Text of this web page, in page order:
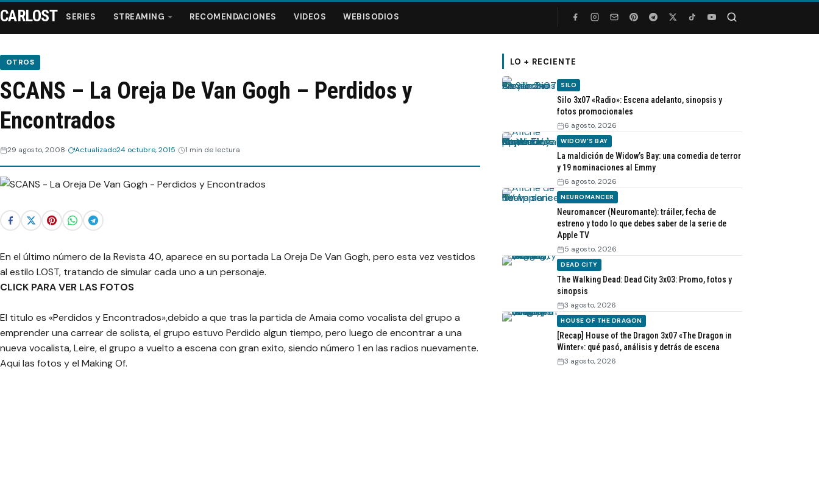
Series
Streaming
Webisodios
CARLOST SERIES STREAMING RECOMENDACIONES VIDEOS WEBISODIOS
OTROS
SCANS – La Oreja De Van Gogh – Perdidos y
Encontrados
29 agosto, 2008 Actualizado24 octubre, 2015 1 min de lectura
En el último número de la Revista 40, aparece en su portada La Oreja De Van Gogh, pero esta vez vestidos
al estilo LOST, tratando de simular cada uno a un personaje.
CLICK PARA VER LAS FOTOS
El titulo es «Perdidos y Encontrados»,debido a que tras la partida de Amaia como vocalista del grupo a
emprender una carrear de solista, el grupo estuvo Perdido algun tiempo, pero luego de encontrar a una
nueva vocalista, Leire, el grupo a vuelto a escena con gran exito, siendo número 1 en las radios nuevamente.
Aqui las fotos y el Making Of.
LO + RECIENTE
SILO
Silo 3x07 «Radio»: Escena adelanto, sinopsis y
fotos promocionales
6 agosto, 2026
WIDOW'S BAY
La maldición de Widow’s Bay: una comedia de terror
y 19 nominaciones al Emmy
6 agosto, 2026
NEUROMANCER
Neuromancer (Neuromante): tráiler, fecha de
estreno y todo lo que debes saber de la serie de
Apple TV
5 agosto, 2026
DEAD CITY
The Walking Dead: Dead City 3x03: Promo, fotos y
sinopsis
3 agosto, 2026
HOUSE OF THE DRAGON
[Recap] House of the Dragon 3x07 «The Dragon in
Winter»: qué pasó, análisis y detrás de escena
3 agosto, 2026